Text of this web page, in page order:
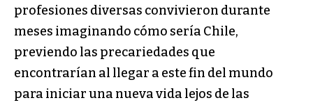
profesiones diversas convivieron durante
meses imaginando cómo sería Chile,
previendo las precariedades que
encontrarían al llegar a este fin del mundo
para iniciar una nueva vida lejos de las